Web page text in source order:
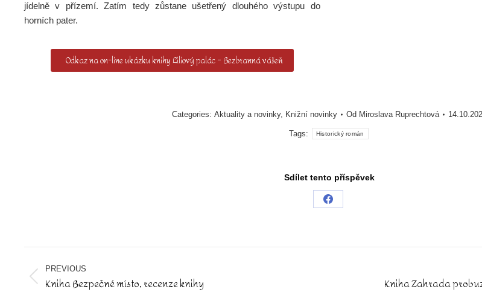
jídelně v přízemí. Zatím tedy zůstane ušetřený dlouhého výstupu do
horních pater.
Odkaz na on-line ukázku knihy Liliový palác – Bezbranná vášeň
Categories: Aktuality a novinky, Knižní novinky Od Miroslava Ruprechtová
Tags: Historický román
Sdílet tento příspěvek
Share
Post
navigation
PREVIOUS
Previous
Kniha Bezpečné místo, recenze knihy Kniha Zahrada